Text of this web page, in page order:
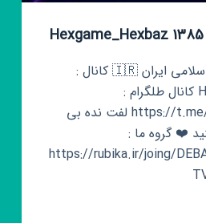
تابع قوانین جمهوری اسلامی ایران 🇮🇷 کانال :
@Hexgame_Hexbaz کانال طلگرام :
https://t.me/Hexgame_Hexdaz لفت نده بی
❤️ گروه ما :
https://rubika.ir/joing/